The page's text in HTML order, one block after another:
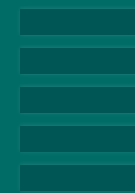
TikTok
Instagram
YouTube